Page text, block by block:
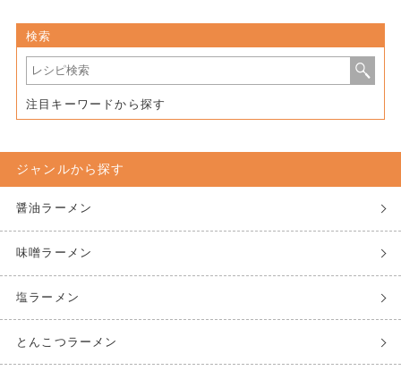
検索
注目キーワードから探す
ジャンルから探す
醤油ラーメン
味噌ラーメン
塩ラーメン
とんこつラーメン